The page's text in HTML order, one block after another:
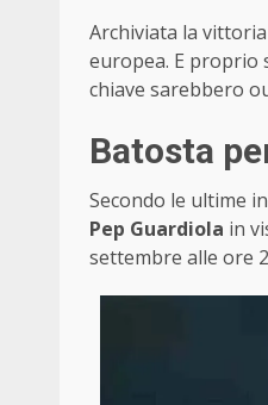
Archiviata la
europea. E proprio
chiave sarebbero
Batosta
Secondo le ultime
Pep Guardiola in
settembre alle ore